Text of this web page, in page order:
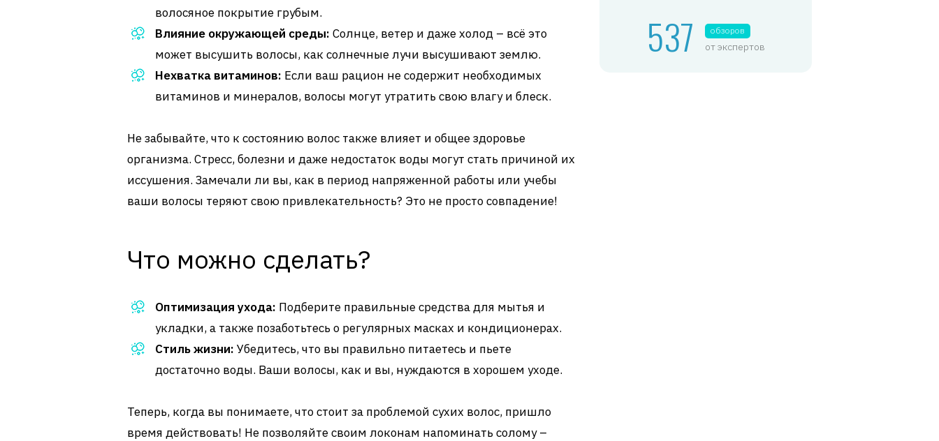
волосяное покрытие грубым.
Влияние окружающей среды: Солнце, ветер и даже холод – всё это
может высушить волосы, как солнечные лучи высушивают землю.
Нехватка витаминов: Если ваш рацион не содержит необходимых
витаминов и минералов, волосы могут утратить свою влагу и блеск.
Не забывайте, что к состоянию волос также влияет и общее здоровье
организма. Стресс, болезни и даже недостаток воды могут стать причиной их
иссушения. Замечали ли вы, как в период напряженной работы или учебы
ваши волосы теряют свою привлекательность? Это не просто совпадение!
Что можно сделать?
Оптимизация ухода: Подберите правильные средства для мытья и
укладки, а также позаботьтесь о регулярных масках и кондиционерах.
Стиль жизни: Убедитесь, что вы правильно питаетесь и пьете
достаточно воды. Ваши волосы, как и вы, нуждаются в хорошем уходе.
Теперь, когда вы понимаете, что стоит за проблемой сухих волос, пришло
время действовать! Не позволяйте своим локонам напоминать солому –
537 обзоров
от экспертов